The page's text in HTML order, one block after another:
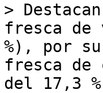
>
fresca de
%), por
fresca de
del 17,3